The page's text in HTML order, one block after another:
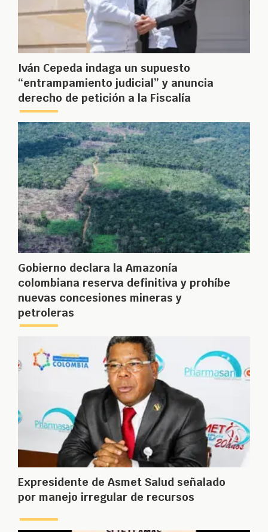
Iván Cepeda indaga un supuesto
“entrampamiento judicial” y anuncia
derecho de petición a la Fiscalía
Gobierno declara la Amazonía
colombiana reserva definitiva y prohíbe
nuevas concesiones mineras y
petroleras
Expresidente de Asmet Salud señalado
por manejo irregular de recursos